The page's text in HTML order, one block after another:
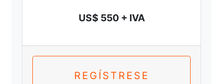
US$ 550 + IVA
REGÍSTRESE